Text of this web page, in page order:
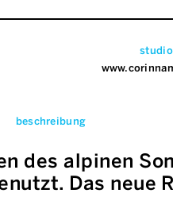
studio
beschreibung
des alpinen
Das neue